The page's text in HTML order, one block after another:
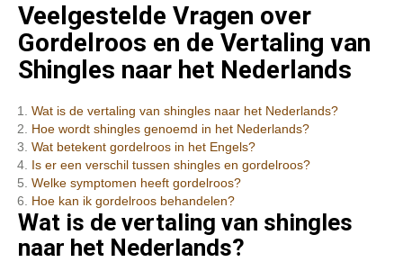
Veelgestelde Vragen over
Gordelroos en de Vertaling van
Shingles naar het Nederlands
Wat is de vertaling van shingles naar het Nederlands?
Hoe wordt shingles genoemd in het Nederlands?
Wat betekent gordelroos in het Engels?
Is er een verschil tussen shingles en gordelroos?
Welke symptomen heeft gordelroos?
Hoe kan ik gordelroos behandelen?
Wat is de vertaling van shingles
naar het Nederlands?